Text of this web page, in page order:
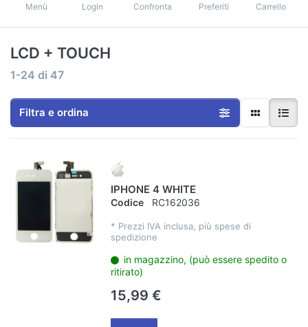
Menù Login Confronta Preferiti Carrello
LCD + TOUCH
1-24 di 47
Filtra e ordina
IPHONE 4 WHITE
Codice RC162036
* Prezzi IVA inclusa, più spese di
spedizione
in magazzino, (può essere spedito o
ritirato)
15,99 €